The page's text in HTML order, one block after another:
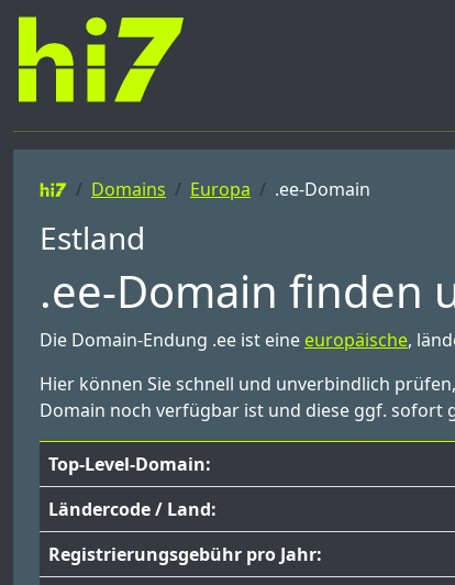
Domains Europa .ee-Domain
Estland
.ee-Domain finden
Die Domain-Endung .ee ist eine europäische,
Hier können Sie schnell und unverbindlich
Domain noch verfügbar ist und diese ggf. sofort
Top-Level-Domain:
Ländercode / Land:
Registrierungsgebühr pro Jahr: